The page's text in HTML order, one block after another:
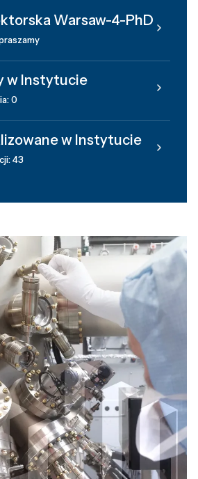
Warsaw-4-PhD
w Instytucie
0
w Instytucie
43